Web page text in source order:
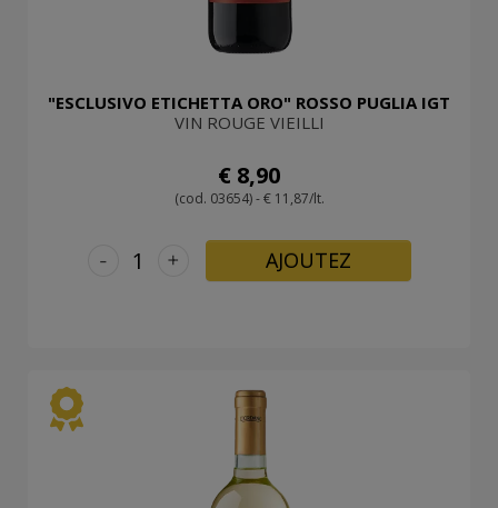
"ESCLUSIVO ETICHETTA ORO" ROSSO PUGLIA IGT
VIN ROUGE VIEILLI
€ 8,90
(cod. 03654) - € 11,87/lt.
+
- AJOUTEZ